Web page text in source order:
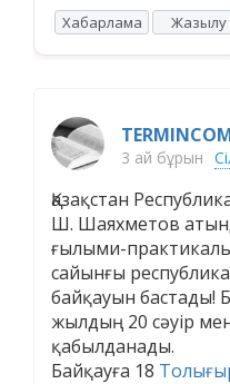
Хабарлама
Жазылу
3 ай бұрын
Қазақстан
Ш. Шаяхметов
ғылыми-
сайынғы
байқауын бастады!
жылдың 20 сәуір
қабылданады.
Байқауға 18